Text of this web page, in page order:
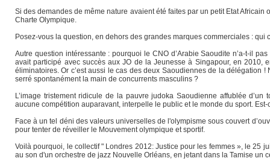
Si des demandes de même nature avaient été faites par un petit Etat
Charte Olympique.
Posez-vous la question, en dehors des grandes marques commerciales : qui
Autre question intéressante : pourquoi le CNO d’Arabie Saoudite n’a-t-il
avait participé avec succès aux JO de la Jeunesse à Singapour, en 2010,
éliminatoires. Or c’est aussi le cas des deux Saoudiennes de la délégation
serré spontanément la main de concurrents masculins ?
L’image tristement ridicule de la pauvre judoka Saoudienne affublée
aucune compétition auparavant, interpelle le public et le monde du sport.
Face à un tel déni des valeurs universelles de l'olympisme sous couvert
pour tenter de réveiller le Mouvement olympique et sportif.
Voilà pourquoi, le collectif " Londres 2012: Justice pour les femmes », le 25
au son d'un orchestre de jazz Nouvelle Orléans, en jetant dans la Tamise